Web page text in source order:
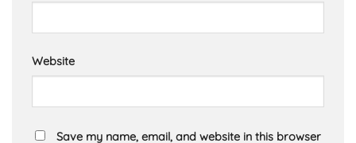
Website
Save my name, email, and website in this browser